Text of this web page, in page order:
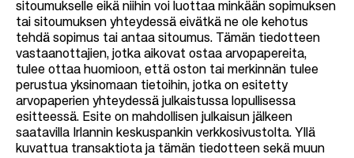
sitoumukselle eikä niihin voi luottaa minkään sopimuksen
tai sitoumuksen yhteydessä eivätkä ne ole kehotus
tehdä sopimus tai antaa sitoumus. Tämän tiedotteen
vastaanottajien, jotka aikovat ostaa arvopapereita,
tulee ottaa huomioon, että oston tai merkinnän tulee
perustua yksinomaan tietoihin, jotka on esitetty
arvopaperien yhteydessä julkaistussa lopullisessa
esitteessä. Esite on mahdollisen julkaisun jälkeen
saatavilla Irlannin keskuspankin verkkosivustolta. Yllä
kuvattua transaktiota ja tämän tiedotteen sekä muun